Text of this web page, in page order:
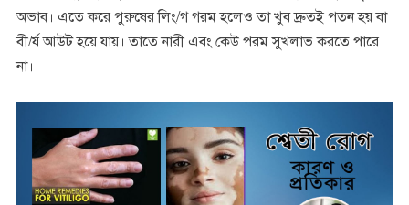
অভাব। এতে করে পুরুষের লিং/গ গরম হলেও তা খুব দ্রুতই পতন হয় বা
বী/র্য আউট হয়ে যায়। তাতে নারী এবং কেউ পরম সুখলাভ করতে পারে
না।